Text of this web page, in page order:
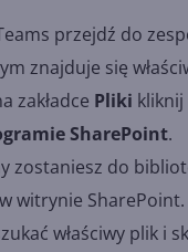
przejdź do
znajduje się
zakładce Pliki
SharePoint.
zostaniesz do
witrynie SharePoint.
właściwy plik i